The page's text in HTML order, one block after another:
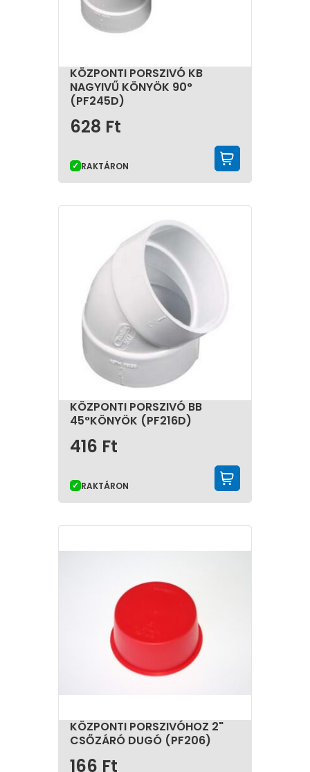
KÖZPONTI PORSZIVÓ KB
NAGYIVŰ KÖNYÖK 90°
(PF245D)
628 Ft
RAKTÁRON
KÖZPONTI PORSZIVÓ BB
45°KÖNYÖK (PF216D)
416 Ft
RAKTÁRON
KÖZPONTI PORSZIVÓHOZ 2"
CSŐZÁRÓ DUGÓ (PF206)
166 Ft